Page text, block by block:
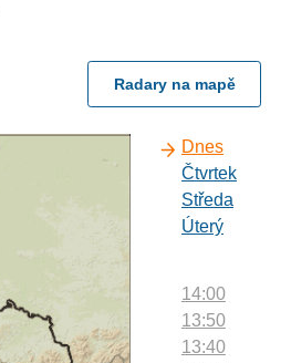
Radary na mapě
Dnes
Čtvrtek
Středa
Úterý
14:00
13:50
13:40